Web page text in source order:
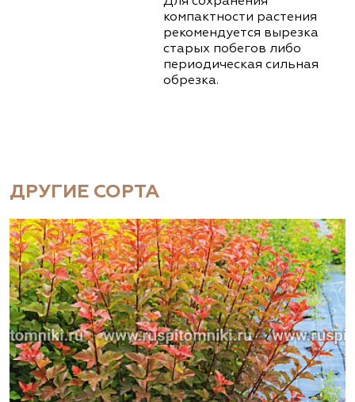
компактности растения
рекомендуется вырезка
старых побегов либо
периодическая сильная
обрезка.
ДРУГИЕ СОРТА